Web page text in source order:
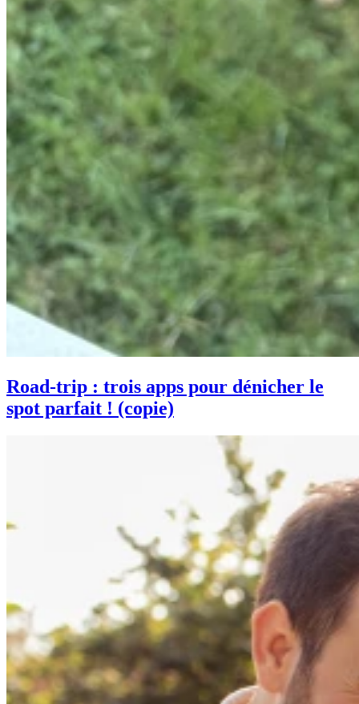
Road-trip : trois apps pour dénicher le
spot parfait ! (copie)